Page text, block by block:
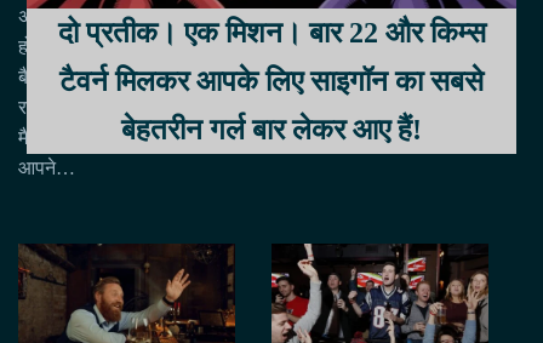
अप्रैल 12, 2024
हो ची मिन्ह सिटी में शानदार
बैचलर पार्टी ब्लूप्रिंट: पापपूर्ण
रहस्यों का खुलासा हेलो, बेस्ट
मैन एक्स्ट्राऑर्डिनेयर! तो,
आपने…
पाया है...
दो प्रतीक। एक मिशन। बार 22 और किम्स
टैवर्न मिलकर आपके लिए साइगॉन का सबसे
बेहतरीन गर्ल बार लेकर आए हैं!